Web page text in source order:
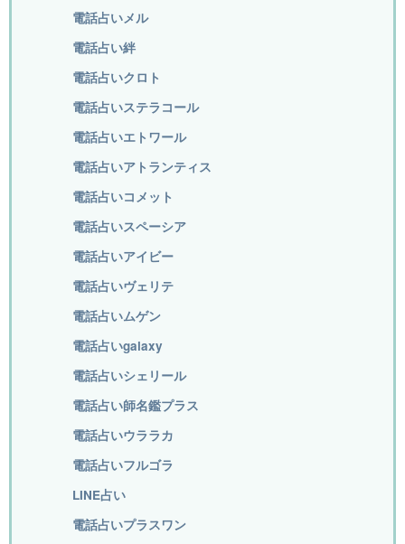
電話占いメル
電話占い絆
電話占いクロト
電話占いステラコール
電話占いエトワール
電話占いアトランティス
電話占いコメット
電話占いスペーシア
電話占いアイビー
電話占いヴェリテ
電話占いムゲン
電話占いgalaxy
電話占いシェリール
電話占い師名鑑プラス
電話占いウララカ
電話占いフルゴラ
LINE占い
電話占いプラスワン